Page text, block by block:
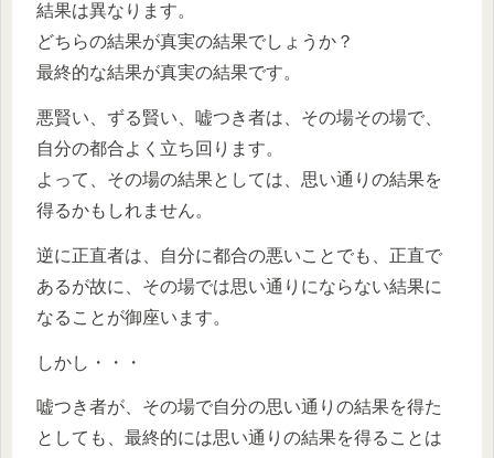
結果は異なります。
どちらの結果が真実の結果でしょうか？
最終的な結果が真実の結果です。
悪賢い、ずる賢い、嘘つき者は、その場その場で、
自分の都合よく立ち回ります。
よって、その場の結果としては、思い通りの結果を
得るかもしれません。
逆に正直者は、自分に都合の悪いことでも、正直で
あるが故に、その場では思い通りにならない結果に
なることが御座います。
しかし・・・
嘘つき者が、その場で自分の思い通りの結果を得た
としても、最終的には思い通りの結果を得ることは